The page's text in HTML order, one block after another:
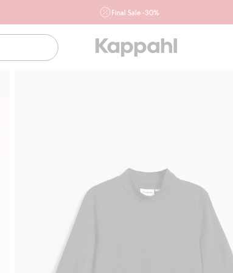
Final Sale -30%
ofertę, również z działu outlet do 10.8 w sklepach Kappahl i
Newbie oraz na kappahl.com. Ofert nie łączymy
Klubowiczu darmowa dostawa od 150 zł